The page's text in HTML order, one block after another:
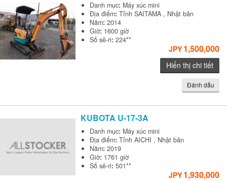
Danh mục: Máy xúc mini
Địa điểm:Tỉnh SAITAMA , Nhật bản
Năm:2014
Giờ: 1600 giờ
Số sê-ri:224**
JPY 1,500,000
Hiển thị chi tiết
Đánh dấu
KUBOTA U-17-3A
Danh mục: Máy xúc mini
Địa điểm:Tỉnh AICHI , Nhật bản
Năm:2019
Giờ: 1761 giờ
Số sê-ri:501**
JPY 1,930,000